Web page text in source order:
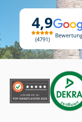
4,9
4791